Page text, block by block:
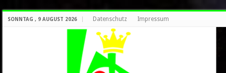
SONNTAG , 9 AUGUST 2026 Datenschutz Impressum